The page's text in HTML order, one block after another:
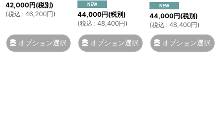
42,000円(税別)
(税込: 46,200円)
オプション選択
44,000円(税別)
(税込: 48,400円)
オプション選択
44,000円(税別)
(税込: 48,400円)
オプション選択